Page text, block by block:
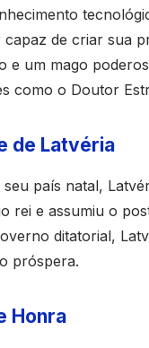
capaz de criar sua
e um mago
como o Doutor
de Latvéria
país natal,
rei e assumiu o
ditatorial,
próspera.
Honra